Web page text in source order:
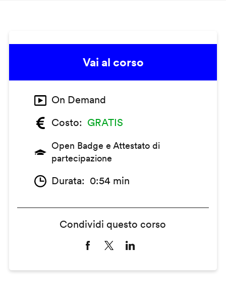
Vai al corso
On Demand
Costo
GRATIS
Open Badge e Attestato di
partecipazione
Durata 0:54 min
Condividi questo corso